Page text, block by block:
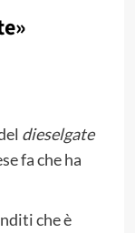
dieselgate
fa che ha
che è